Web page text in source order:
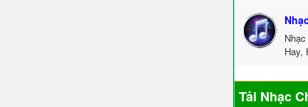
Hay,
Tải Nhạc